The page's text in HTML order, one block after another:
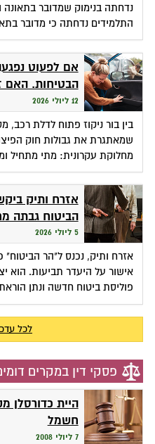
נדחתה בנימוק שמדובר בתאונה
התלמידים נדחתה כי מדובר
אם לפעוט
הבטיחות. האם
12 ליולי 2026
בין בור ניקוז פתוח לדלת
שמאתגרת את גבולות חוק
מחלוקת עקרונית: מתי מתחיל
אזרח ותיק
הביטוח גבתה
5 ליולי 2026
אזרח ותיק, נכנס ל"הר הביטוח"
אישור על היעדר תביעות. הוא
פוליסת ביטוח חדשה ונתן
לכל
פסקי דין במקרים
היית כדורסלן
חשמל
7 ליולי 2008